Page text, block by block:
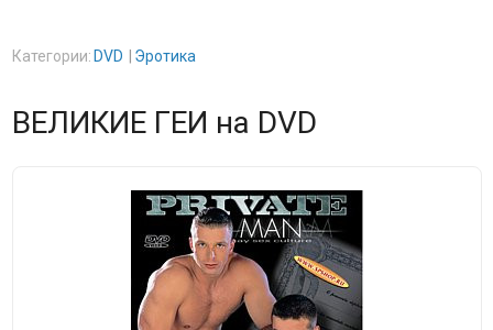
Категории: DVD Эротика
ВЕЛИКИЕ ГЕИ на DVD